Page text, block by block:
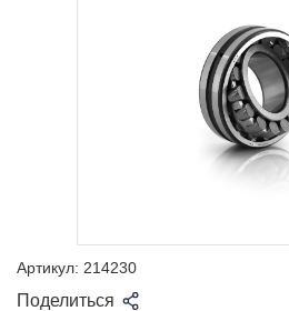
Артикул: 214230
Поделиться